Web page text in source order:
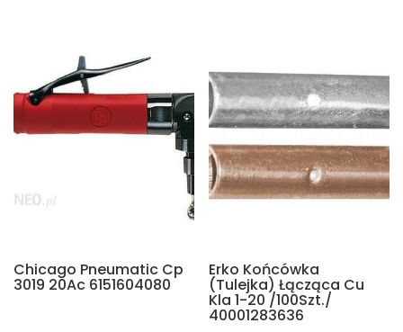
Chicago Pneumatic Cp
3019 20Ac 6151604080
Erko Końcówka
(Tulejka) Łącząca Cu
Kla 1-20 /100Szt./
40001283636